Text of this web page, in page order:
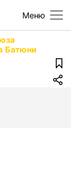
Меню
Батюни